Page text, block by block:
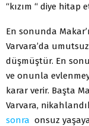
“kızım “ diye hitap
En sonunda
Varvara’da
düşmüştür. En
ve onunla
karar verir. Başta
Varvara,
sonra onsuz